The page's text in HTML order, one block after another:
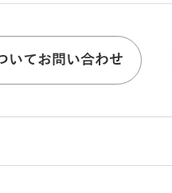
いてお問い合わせ